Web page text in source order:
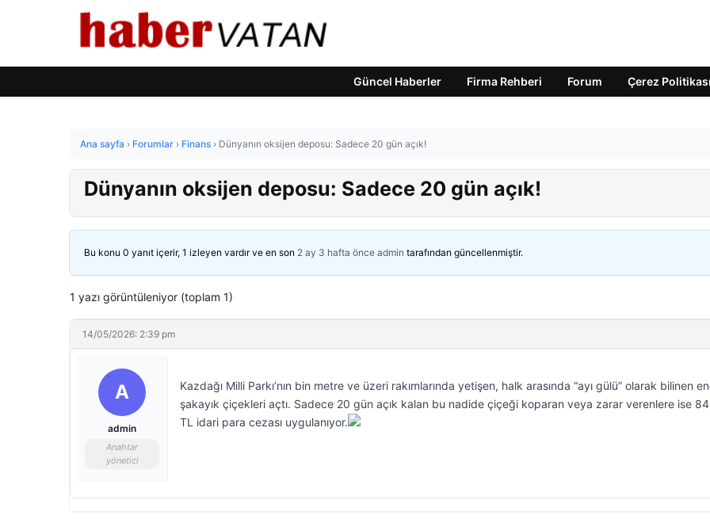
Güncel Haberler Firma Rehberi Forum Çerez Politikası
Ana sayfa › Forumlar › Finans › Dünyanın oksijen deposu: Sadece 20 gün açık!
Dünyanın oksijen deposu: Sadece 20 gün açık!
Bu konu 0 yanıt içerir, 1 izleyen vardır ve en son 2 ay 3 hafta önce admin tarafından güncellenmiştir.
1 yazı görüntüleniyor (toplam 1)
14/05/2026: 2:39 pm
A
admin
Anahtar
yönetici
Kazdağı Milli Parkı’nın bin metre ve üzeri rakımlarında yetişen, halk arasında “ayı gülü” olarak bilinen
şakayık çiçekleri açtı. Sadece 20 gün açık kalan bu nadide çiçeği koparan veya zarar verenlere ise
TL idari para cezası uygulanıyor.